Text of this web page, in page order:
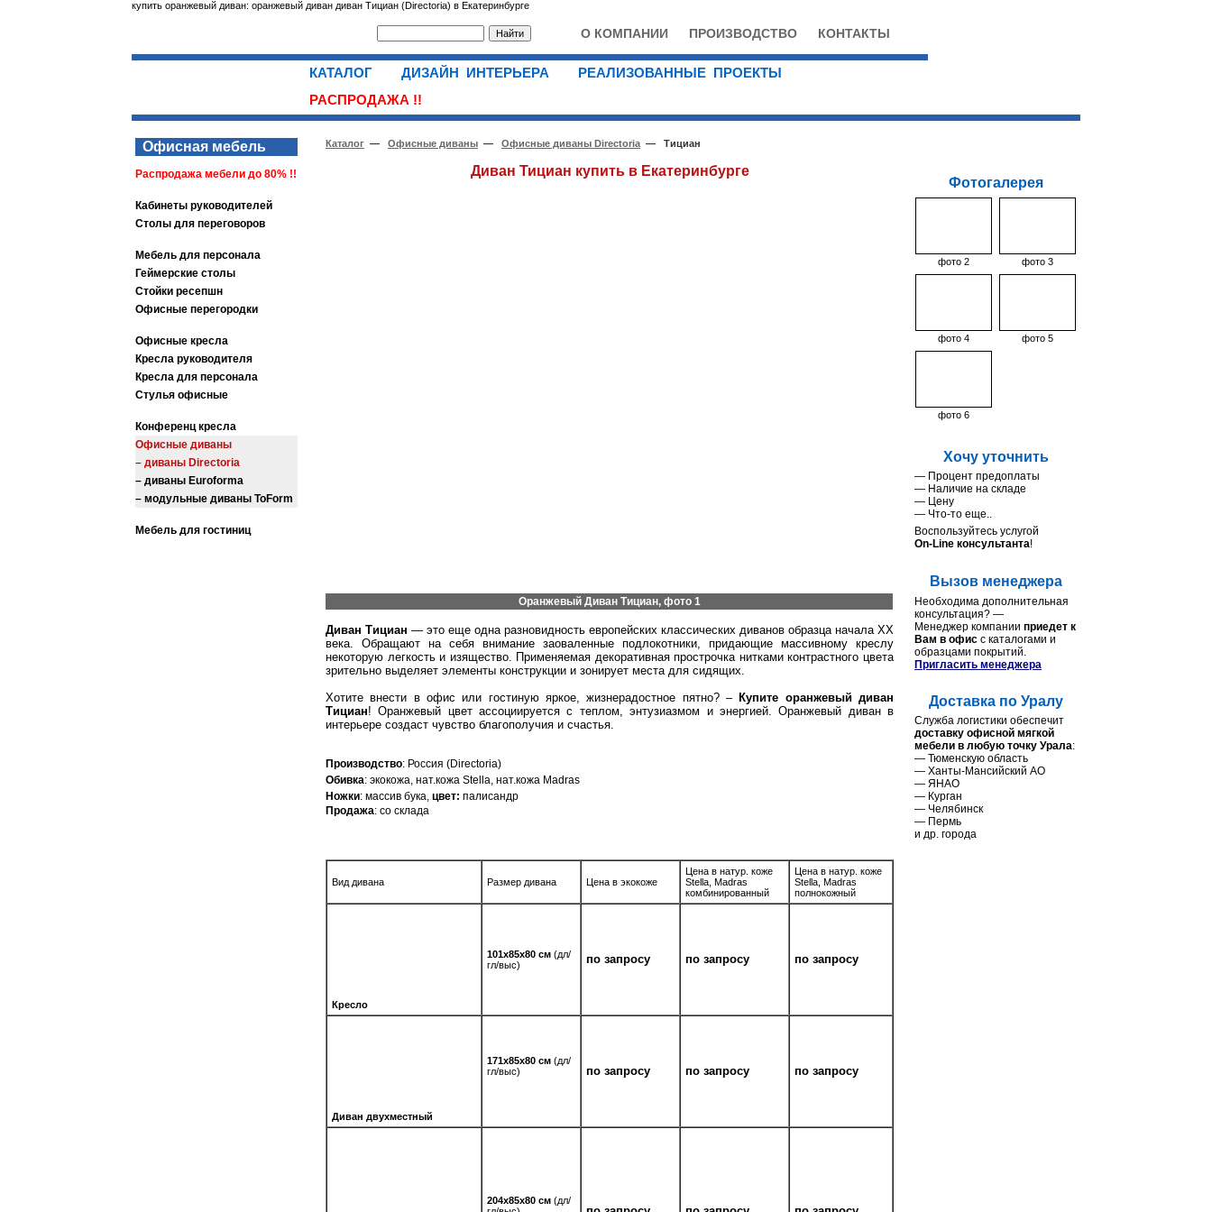
купить оранжевый диван: оранжевый диван диван Тициан (Directoria) в Екатеринбурге
О КОМПАНИИ ПРОИЗВОДСТВО КОНТАКТЫ
КАТАЛОГ ДИЗАЙН ИНТЕРЬЕРА
РЕАЛИЗОВАННЫЕ ПРОЕКТЫ
РАСПРОДАЖА !!
Офисная мебель
Распродажа мебели до 80% !!
Кабинеты руководителей
Столы для переговоров
Мебель для персонала
Геймерские столы
Стойки ресепшн
Офисные перегородки
Офисные кресла
Кресла руководителя
Кресла для персонала
Стулья офисные
Конференц кресла
Офисные диваны
– диваны Directoria
– диваны Euroforma
– модульные диваны ToForm
Мебель для гостиниц
Каталог — Офисные диваны — Офисные диваны Directoria — Тициан
Диван Тициан купить в Екатеринбурге
Оранжевый Диван Тициан, фото 1
Диван Тициан — это еще одна разновидность европейских классических диванов образца начала ХХ
века. Обращают на себя внимание заоваленные подлокотники, придающие массивному креслу
некоторую легкость и изящество. Применяемая декоративная прострочка нитками контрастного цвета
зрительно выделяет элементы конструкции и зонирует места для сидящих.
Хотите внести в офис или гостиную яркое, жизнерадостное пятно? – Купите оранжевый диван
Тициан! Оранжевый цвет ассоциируется с теплом, энтузиазмом и энергией. Оранжевый диван в
интерьере создаст чувство благополучия и счастья.
Производство: Россия (Directoria)
Обивка: экокожа, нат.кожа Stella, нат.кожа Madras
Ножки: массив бука, цвет: палисандр
Продажа: со склада
Вид дивана Размер дивана Цена в экокоже
Цена в натур. коже
Stella, Madras
комбинированный
Цена в натур. коже
Stella, Madras
полнокожный
Кресло
101х85х80 см (дл/
гл/выс)
по запросу по запросу по запросу
Диван двухместный
171х85х80 см (дл/
гл/выс)
по запросу по запросу по запросу
204х85х80 см (дл/
Фотогалерея
фото 2 фото 3
фото 4 фото 5
фото 6
Хочу уточнить
— Процент предоплаты
— Наличие на складе
— Цену
— Что-то еще..
Воспользуйтесь услугой
On-Line консультанта!
Вызов менеджера
Необходима дополнительная
консультация? —
Менеджер компании приедет к
Вам в офис с каталогами и
образцами покрытий.
Пригласить менеджера
Доставка по Уралу
Служба логистики обеспечит
доставку офисной мягкой
мебели в любую точку Урала:
— Тюменcкую область
— Ханты-Мансийский АО
— ЯНАО
— Курган
— Челябинск
— Пермь
и др. города